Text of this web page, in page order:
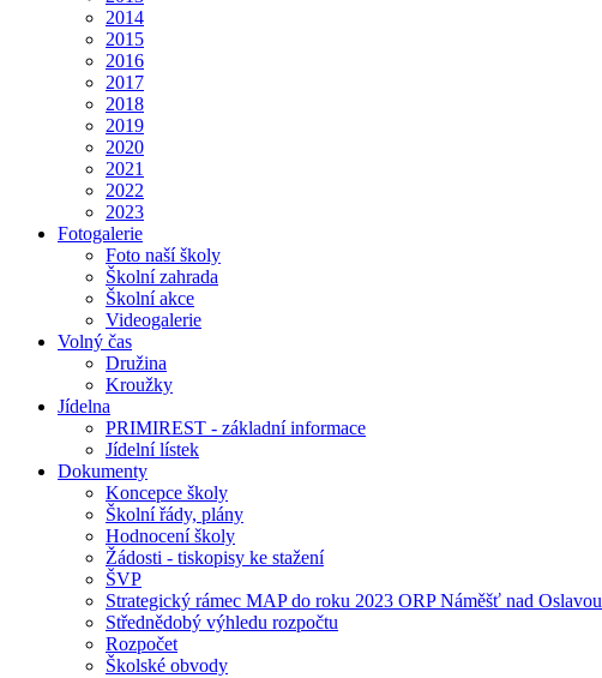
2014
2015
2016
2017
2018
2019
2020
2021
2022
2023
Fotogalerie
Foto naší školy
Školní zahrada
Školní akce
Videogalerie
Volný čas
Družina
Kroužky
Jídelna
PRIMIREST - základní informace
Jídelní lístek
Dokumenty
Koncepce školy
Školní řády, plány
Hodnocení školy
Žádosti - tiskopisy ke stažení
ŠVP
Strategický rámec MAP do roku 2023 ORP Náměšť nad Oslavou
Střednědobý výhledu rozpočtu
Rozpočet
Školské obvody